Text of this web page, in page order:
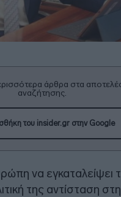
άρθρα στα
αναζήτησης.
του insider.gr στην Google
να εγκαταλείψει
της αντίσταση